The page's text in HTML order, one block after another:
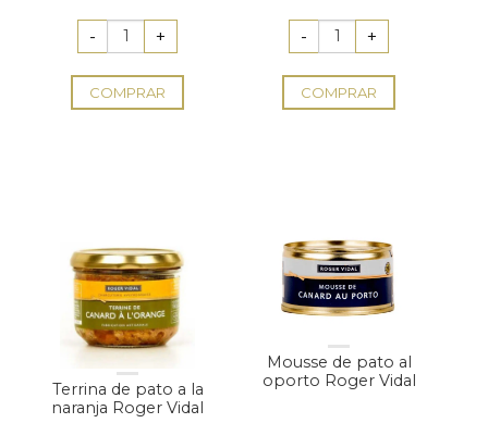
COMPRAR COMPRAR
Terrina de pato a la
naranja Roger Vidal
Mousse de pato al
oporto Roger Vidal